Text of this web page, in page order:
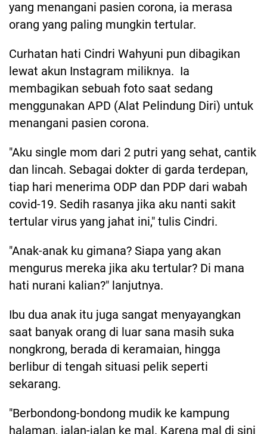
yang menangani pasien corona, ia merasa
orang yang paling mungkin tertular.
Curhatan hati Cindri Wahyuni pun dibagikan
lewat akun Instagram miliknya. Ia
membagikan sebuah foto saat sedang
menggunakan APD (Alat Pelindung Diri) untuk
menangani pasien corona.
"Aku single mom dari 2 putri yang sehat, cantik
dan lincah. Sebagai dokter di garda terdepan,
tiap hari menerima ODP dan PDP dari wabah
covid-19. Sedih rasanya jika aku nanti sakit
tertular virus yang jahat ini," tulis Cindri.
"Anak-anak ku gimana? Siapa yang akan
mengurus mereka jika aku tertular? Di mana
hati nurani kalian?" lanjutnya.
Ibu dua anak itu juga sangat menyayangkan
saat banyak orang di luar sana masih suka
nongkrong, berada di keramaian, hingga
berlibur di tengah situasi pelik seperti
sekarang.
"Berbondong-bondong mudik ke kampung
halaman, jalan-jalan ke mal. Karena mal di sini